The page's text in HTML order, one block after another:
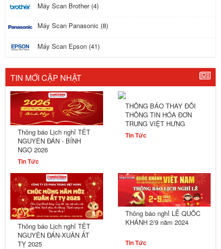
Máy Scan Brother (4)
Máy Scan Panasonic (8)
Máy Scan Epson (41)
TIN MỚI CẬP NHẬT
Thông báo Lịch nghỉ TẾT
NGUYÊN ĐÁN - BÍNH
NGỌ 2026
Tin Tức
THÔNG BÁO THAY ĐỔI
THÔNG TIN HÓA ĐƠN
TRUNG VIỆT HƯNG
Tin Tức
Thông báo Lịch nghỉ TẾT
NGUYÊN ĐÁN-XUÂN ẤT
TỴ 2025
Thông báo nghỉ LỄ QUỐC
KHÁNH 2/9 năm 2024
Tin Tức